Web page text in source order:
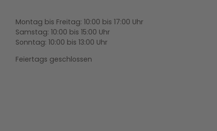
Montag bis Freitag: 10:00 bis 17:00 Uhr
Samstag: 10:00 bis 15:00 Uhr
Sonntag: 10:00 bis 13:00 Uhr
Feiertags geschlossen